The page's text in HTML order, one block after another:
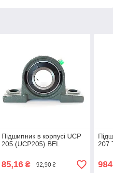
Підшипник в корпусі UCP
205 (UCP205) BEL
85,16₴ 92,90 ₴
207